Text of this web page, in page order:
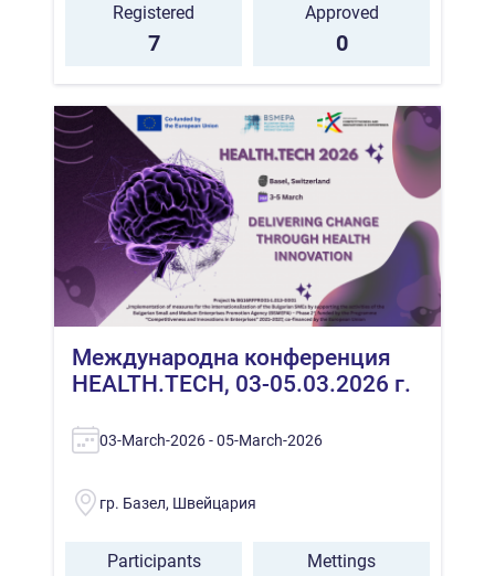
Registered
7
Approved
0
Международна конференция
HEALTH.TECH, 03-05.03.2026 г.
03-March-2026 - 05-March-2026
гр. Базел, Швейцария
Participants Mettings